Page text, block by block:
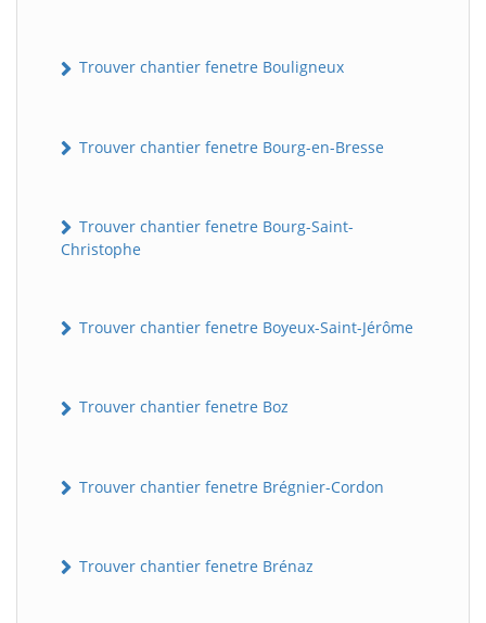
Trouver chantier fenetre Bouligneux
Trouver chantier fenetre Bourg-en-Bresse
Trouver chantier fenetre Bourg-Saint-
Christophe
Trouver chantier fenetre Boyeux-Saint-Jérôme
Trouver chantier fenetre Boz
Trouver chantier fenetre Brégnier-Cordon
Trouver chantier fenetre Brénaz